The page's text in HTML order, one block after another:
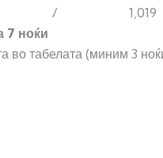
/ 1,019
7 ноќи
во табелата (миним 3